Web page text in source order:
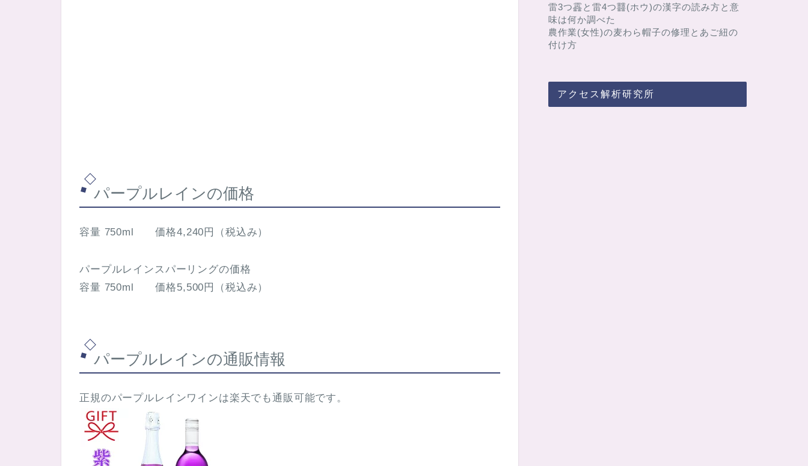
パープルレインの価格
容量 750ml 価格4,240円（税込み）
パープルレインスパーリングの価格
容量 750ml 価格5,500円（税込み）
パープルレインの通販情報
正規のパープルレインワインは楽天でも通販可能です。
雷3つ靐と雷4つ䨻(ホウ)の漢字の読み方と意
味は何か調べた
農作業(女性)の麦わら帽子の修理とあご紐の
付け方
アクセス解析研究所